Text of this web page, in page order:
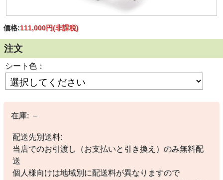
価格:111,000円(非課税)
注文
シート色：
在庫: －
配送先別送料:
当店でのお引渡し（お支払いと引き換え）のみ無料配
送
個人様向けは地域別に配送料が異なりますので